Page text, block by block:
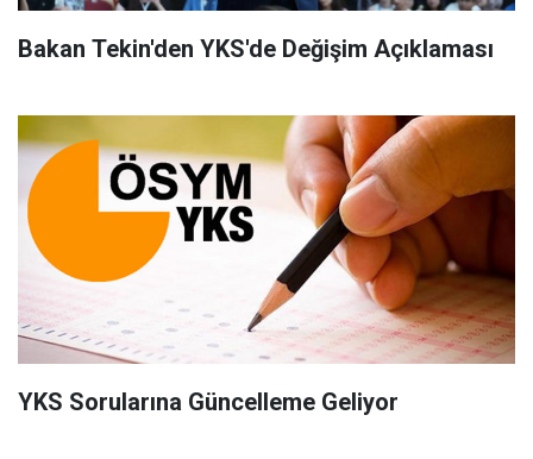
Bakan Tekin'den YKS'de Değişim Açıklaması
YKS Sorularına Güncelleme Geliyor